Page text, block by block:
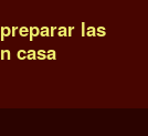
las
casa